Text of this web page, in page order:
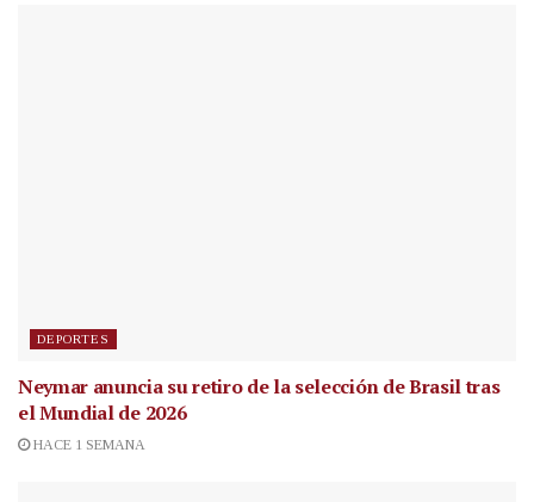
DEPORTES
Neymar anuncia su retiro de la selección de Brasil tras
el Mundial de 2026
HACE 1 SEMANA